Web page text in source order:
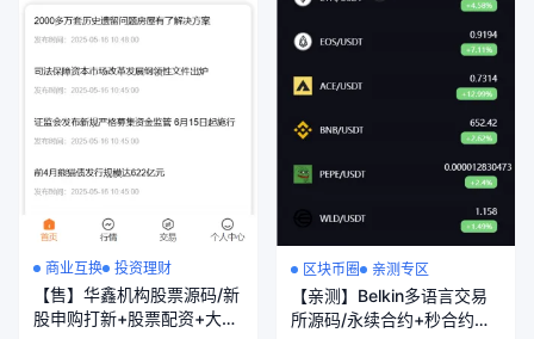
商业互换 投资理财
【售】华鑫机构股票源码/新
股申购打新+股票配资+大宗
区块币圈 亲测专区
【亲测】Belkin多语言交易
所源码/永续合约+秒合约